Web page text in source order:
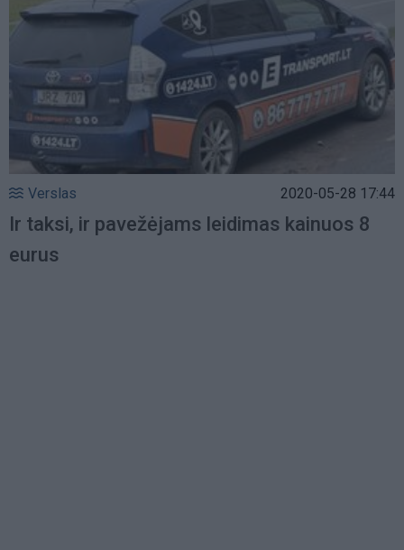
Verslas 2020-05-28 17:44
Ir taksi, ir pavežėjams leidimas kainuos 8
eurus